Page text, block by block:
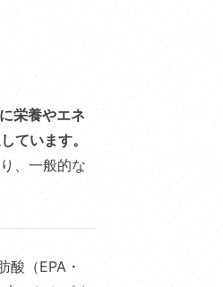
栄養やエネ
ています。
、一般的な
（EPA・